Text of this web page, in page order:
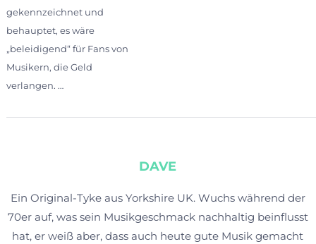
gekennzeichnet und
behauptet, es wäre
„beleidigend“ für Fans von
Musikern, die Geld
verlangen. …
DAVE
Ein Original-Tyke aus Yorkshire UK. Wuchs während der
70er auf, was sein Musikgeschmack nachhaltig beinflusst
hat, er weiß aber, dass auch heute gute Musik gemacht